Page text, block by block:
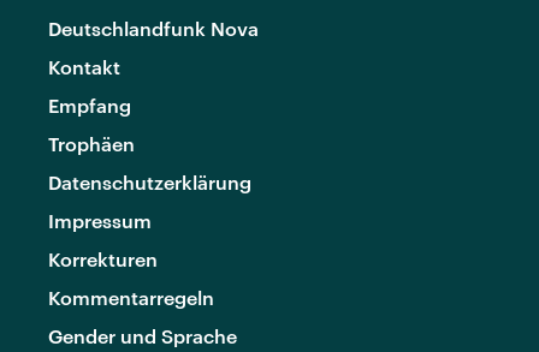
Deutschlandfunk Nova
Kontakt
Empfang
Trophäen
Datenschutzerklärung
Impressum
Korrekturen
Kommentarregeln
Gender und Sprache